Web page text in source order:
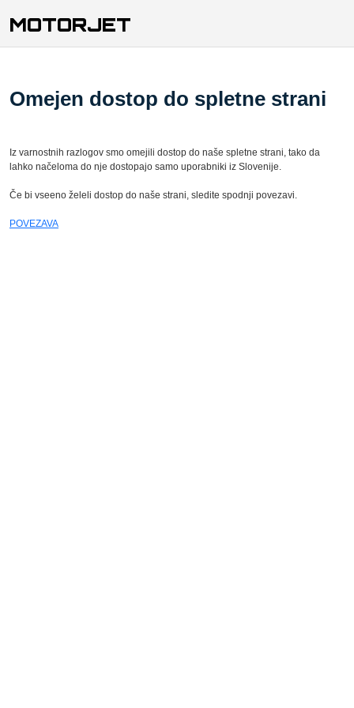
MOTORJET
Omejen dostop do spletne strani
Iz varnostnih razlogov smo omejili dostop do naše spletne strani, tako da
lahko načeloma do nje dostopajo samo uporabniki iz Slovenije.
Če bi vseeno želeli dostop do naše strani, sledite spodnji povezavi.
POVEZAVA